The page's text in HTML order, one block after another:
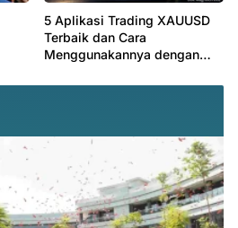
5 Aplikasi Trading XAUUSD
Terbaik dan Cara
Menggunakannya dengan